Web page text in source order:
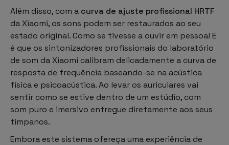
Além disso, com a curva de ajuste profissional HRTF
da Xiaomi, os sons podem ser restaurados ao seu
estado original. Como se tivesse a ouvir em pessoa! E
é que os sintonizadores profissionais do laboratório
de som da Xiaomi calibram delicadamente a curva de
resposta de frequência baseando-se na acústica
física e psicoacústica. Ao levar os auriculares vai
sentir como se estive dentro de um estúdio, com
som puro e imersivo entregue diretamente aos seus
tímpanos.
Embora este sistema ofereça uma experiência de